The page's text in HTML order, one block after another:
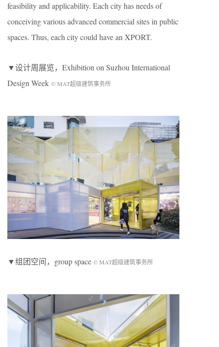
feasibility and applicability. Each city has needs of
conceiving various advanced commercial sites in public
spaces. Thus, each city could have an XPORT.
▼设计周展览，Exhibition on Suzhou International
Design Week © MAT超级建筑事务所
▼组团空间，group space © MAT超级建筑事务所